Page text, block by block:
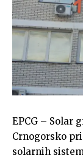
EPCG – Solar
Crnogorsko
solarnih